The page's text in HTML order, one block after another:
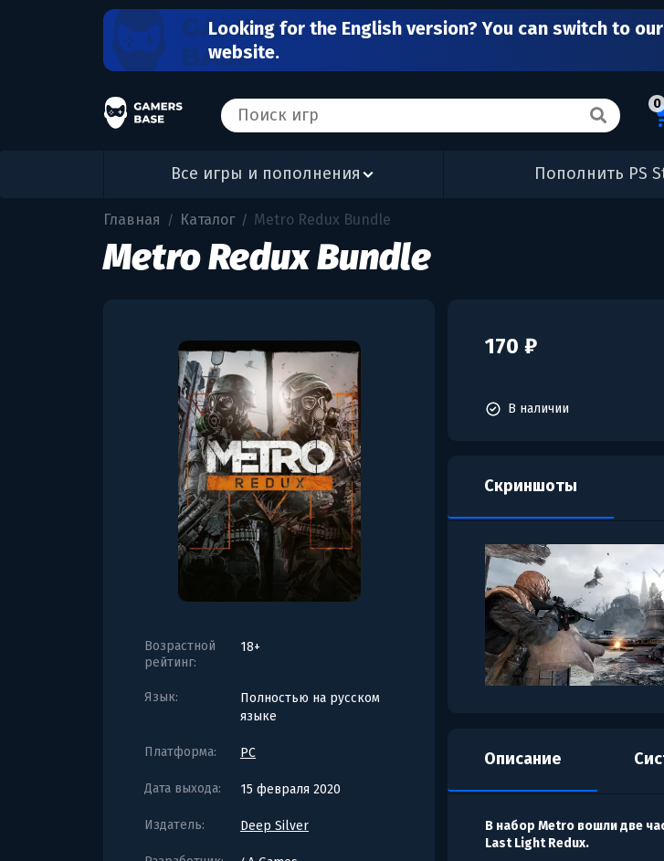
Looking for the English version? You can switch to
website.
0
Все игры и пополнения Пополнить PS
Главная / Каталог / Metro Redux Bundle
Metro Redux Bundle
Возрастной
рейтинг:
18+
Язык:
Полностью на русском
языке
Платформа: PC
Дата выхода: 15 февраля 2020
Издатель: Deep Silver
170 ₽
В наличии
Скриншоты
Описание
В набор Metro вошли две
Last Light Redux.